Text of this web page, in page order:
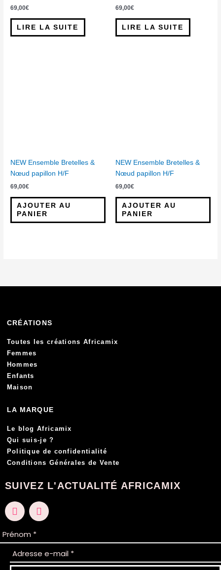
69,00€
LIRE LA SUITE
69,00€
LIRE LA SUITE
NEW Ensemble Bretelles &
Nœud papillon H/F
69,00€
AJOUTER AU
PANIER
NEW Ensemble Bretelles &
Nœud papillon H/F
69,00€
AJOUTER AU
PANIER
CRÉATIONS
Toutes les créations Africamix
Femmes
Hommes
Enfants
Maison
LA MARQUE
Le blog Africamix
Qui suis-je ?
Politique de confidentialité
Conditions Générales de Vente
SUIVEZ L'ACTUALITÉ AFRICAMIX
F
a
e
b
o
o
I
n
a
g
r